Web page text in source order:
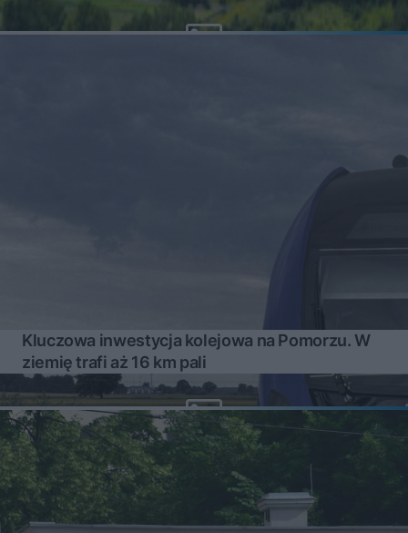
Kluczowa inwestycja kolejowa na Pomorzu. W
ziemię trafi aż 16 km pali